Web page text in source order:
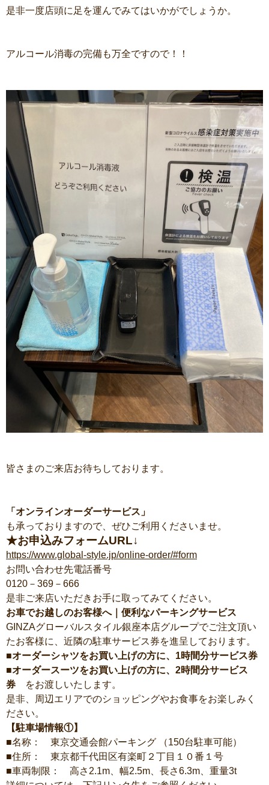
是非一度店頭に足を運んでみてはいかがでしょうか。
アルコール消毒の完備も万全ですので！！
皆さまのご来店お待ちしております。
「オンラインオーダーサービス」
も承っておりますので、ぜひご利用くださいませ。
★お申込みフォームURL↓
https://www.global-style.jp/online-order/#form
お問い合わせ先電話番号
0120－369－666
是非ご来店いただきお手に取ってみてください。
お車でお越しのお客様へ｜便利なパーキングサービス
GINZAグローバルスタイル銀座本店グループでご注文頂い
たお客様に、近隣の駐車サービス券を進呈しております。
■オーダーシャツをお買い上げの方に、1時間分サービス券
■オーダースーツをお買い上げの方に、2時間分サービス
券 をお渡しいたします。
是非、周辺エリアでのショッピングやお食事をお楽しみく
ださい。
【駐車場情報①】
■名称： 東京交通会館パーキング （150台駐車可能）
■住所： 東京都千代田区有楽町２丁目１０番１号
■車両制限： 高さ2.1m、幅2.5m、長さ6.3m、重量3t